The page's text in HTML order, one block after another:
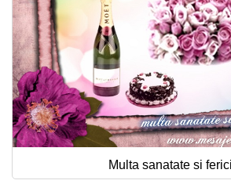
Multa sanatate si